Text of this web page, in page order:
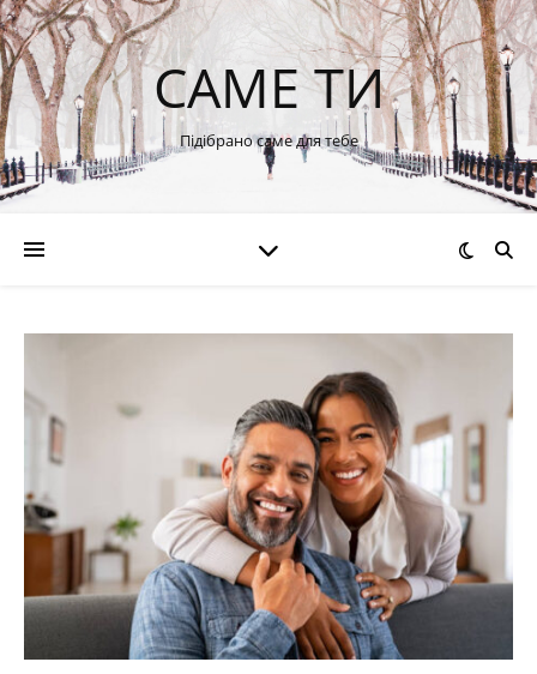
САМЕ ТИ
Підібрано саме для тебе